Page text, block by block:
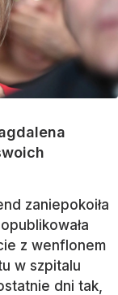
zaniepokoiła
z wenflonem
w szpitalu
dni tak,